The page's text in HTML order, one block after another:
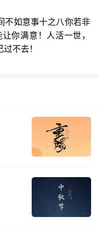
不如意事十之八你若非
你满意！人活一世，
不去！